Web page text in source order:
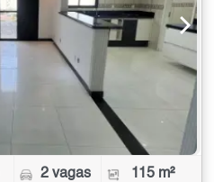
2 vagas 115 m²